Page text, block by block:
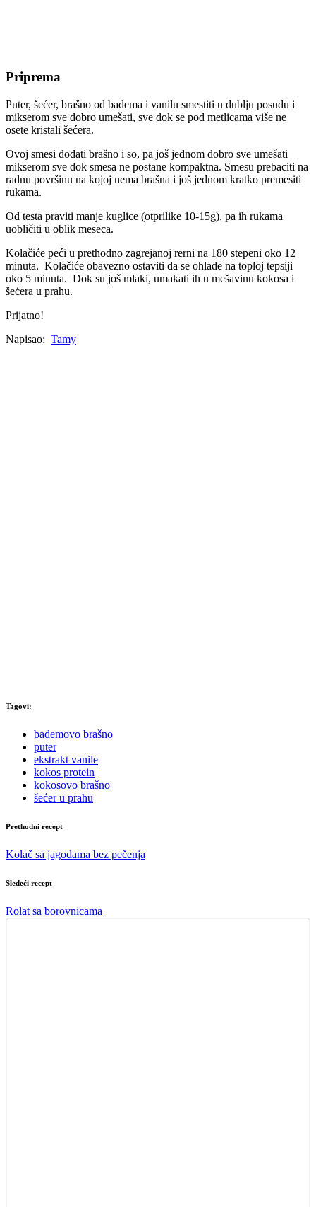
Priprema
Puter, šećer, brašno od badema i vanilu smestiti u dublju posudu i
mikserom sve dobro umešati, sve dok se pod metlicama više ne
osete kristali šećera.
Ovoj smesi dodati brašno i so, pa još jednom dobro sve umešati
mikserom sve dok smesa ne postane kompaktna. Smesu prebaciti na
radnu površinu na kojoj nema brašna i još jednom kratko premesiti
rukama.
Od testa praviti manje kuglice (otprilike 10-15g), pa ih rukama
uobličiti u oblik meseca.
Kolačiće peći u prethodno zagrejanoj rerni na 180 stepeni oko 12
minuta. ️ Kolačiće obavezno ostaviti da se ohlade na toploj tepsiji
oko 5 minuta. ️ Dok su još mlaki, umakati ih u mešavinu kokosa i
šećera u prahu.
Prijatno!
Napisao: Tamy
Tagovi:
bademovo brašno
puter
ekstrakt vanile
kokos protein
kokosovo brašno
šećer u prahu
Prethodni recept
Kolač sa jagodama bez pečenja
Sledeći recept
Rolat sa borovnicama